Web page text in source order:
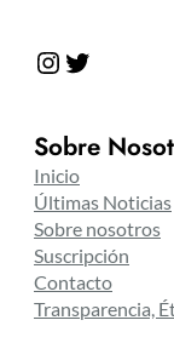
Instagram Twitter
Sobre
Inicio
Últimas Noticias
Sobre nosotros
Suscripción
Contacto
Transparencia,